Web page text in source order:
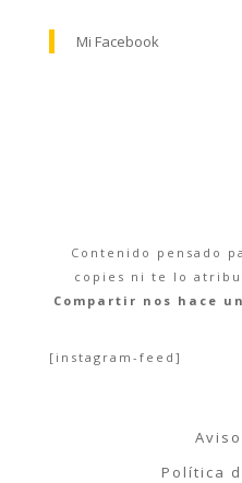
Mi Facebook
Contenido pensado
copies ni te lo
Compartir nos hace
[instagram-feed]
Política